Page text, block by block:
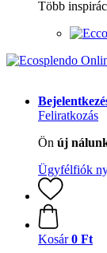
Több
Feliratkozás
Ön új
Ügyfélfiók
Kosár 0 Ft